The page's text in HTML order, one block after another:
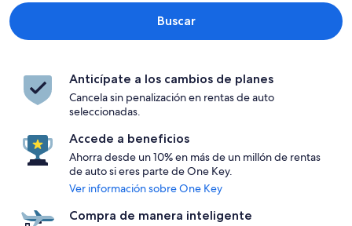
Buscar
Anticípate a los cambios de planes
Cancela sin penalización en rentas de auto
seleccionadas.
Accede a beneficios
Ahorra desde un 10% en más de un millón de rentas
de auto si eres parte de One Key.
Ver información sobre One Key
Compra de manera inteligente